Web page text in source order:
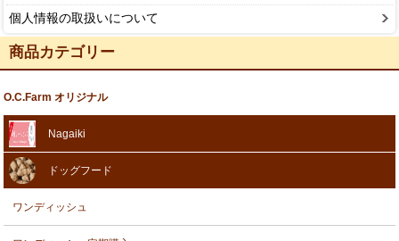
個人情報の取扱いについて
商品カテゴリー
O.C.Farm オリジナル
Nagaiki
ドッグフード
ワンディッシュ